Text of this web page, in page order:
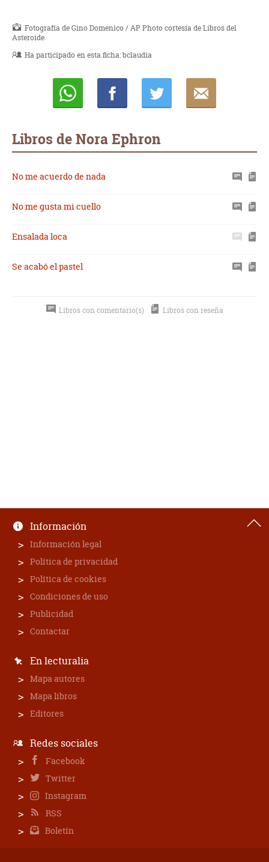
Fotografía de Gino Domenico / AP Photo cortesía de Libros del
Asteroide
Ha participado en esta ficha:bclaudia
Libros de Nora Ephron
No me acuerdo de nada
No me gusta mi cuello
Ensalada loca
Se acabó el pastel
Libros con comentario(s) Libros con reseña
Información
Información legal
Política de privacidad
Política de cookies
Condiciones de uso
Publicidad
Contactar
En lecturalia
Mapa autores
Mapa libros
Editores
Redes sociales
Facebook
Twitter
Instagram
RSS
Boletín